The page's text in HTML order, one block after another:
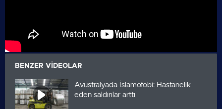
BENZER VIDEOLAR
Avustralyada İslamofobi: Hastanelik
eden saldırılar arttı